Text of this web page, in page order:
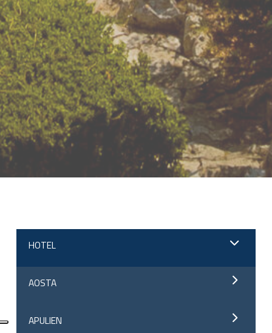
HOTEL
AOSTA
APULIEN